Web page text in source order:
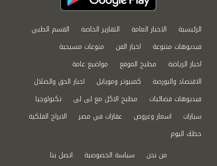
الرئيسية الاخبار العامة التقارير الخاصة
القسم الطبي
فيديوهات متنوعة
اخبار الفن
منوعات مسيحية
اخبار الرياضة
مطبخ الموقع
مواضيع عامة
الاقتصاد والبورصة
كمبيوتر وموبايل
اخبار الحق والضلال
فيديوهات فضائيات
مطبخ الاكل مع لى لى
تكنولوجيا
سيارات
اسعار وعروض عقارات في مصر
الابراج الفلكية
حظك اليوم
من نحن
سياسة الخصوصية اتصل بنا